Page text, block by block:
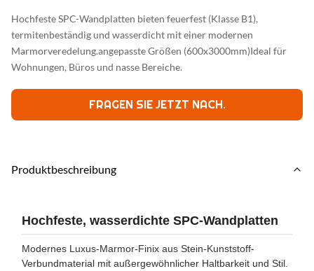
Hochfeste SPC-Wandplatten bieten feuerfest (Klasse B1),
termitenbeständig und wasserdicht mit einer modernen
Marmorveredelung.angepasste Größen (600x3000mm)Ideal für
Wohnungen, Büros und nasse Bereiche.
FRAGEN SIE JETZT NACH.
Produktbeschreibung
Hochfeste, wasserdichte SPC-Wandplatten
Modernes Luxus-Marmor-Finix aus Stein-Kunststoff-
Verbundmaterial mit außergewöhnlicher Haltbarkeit und Stil.